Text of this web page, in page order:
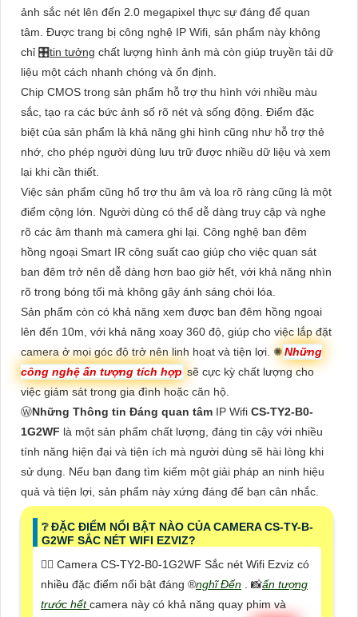
ảnh sắc nét lên đến 2.0 megapixel thực sự đáng để quan
tâm. Được trang bị công nghệ IP Wifi, sản phẩm này không
chỉ 🎛tin tưởng chất lượng hình ảnh mà còn giúp truyền tải dữ
liệu một cách nhanh chóng và ổn định.
Chip CMOS trong sản phẩm hỗ trợ thu hình với nhiều màu
sắc, tạo ra các bức ảnh số rõ nét và sống động. Điểm đặc
biệt của sản phẩm là khả năng ghi hình cũng như hỗ trợ thẻ
nhớ, cho phép người dùng lưu trữ được nhiều dữ liệu và xem
lại khi cần thiết.
Việc sản phẩm cũng hổ trợ thu âm và loa rõ ràng cũng là một
điểm cộng lớn. Người dùng có thể dễ dàng truy cập và nghe
rõ các âm thanh mà camera ghi lại. Công nghệ ban đêm
hồng ngoại Smart IR công suất cao giúp cho việc quan sát
ban đêm trở nên dễ dàng hơn bao giờ hết, với khả năng nhìn
rõ trong bóng tối mà không gây ánh sáng chói lóa.
Sản phẩm còn có khả năng xem được ban đêm hồng ngoại
lên đến 10m, với khả năng xoay 360 độ, giúp cho việc lắp đặt
camera ở mọi góc độ trở nên linh hoạt và tiện lợi. ✺Những
công nghệ ấn tượng tích hợp sẽ cực kỳ chất lượng cho
việc giám sát trong gia đình hoặc căn hộ.
ⓌNhững Thông tin Đáng quan tâm IP Wifi CS-TY2-B0-
1G2WF là một sản phẩm chất lượng, đáng tin cậy với nhiều
tính năng hiện đại và tiện ích mà người dùng sẽ hài lòng khi
sử dụng. Nếu bạn đang tìm kiếm một giải pháp an ninh hiệu
quả và tiện lợi, sản phẩm này xứng đáng để bạn cân nhắc.
❔ ĐẶC ĐIỂM NỔI BẬT NÀO CỦA CAMERA CS-TY-B-
G2WF SẮC NÉT WIFI EZVIZ?
🙆‍♀️ Camera CS-TY2-B0-1G2WF Sắc nét Wifi Ezviz có
nhiều đặc điểm nổi bật đáng ®️nghĩ Đến . 📸ấn tượng
trước hếtcamera này có khả năng quay phim và